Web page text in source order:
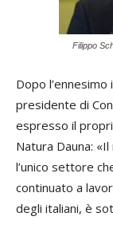
Filippo
Dopo
presidente di
espresso il
Natura Dauna:
l’unico settore
continuato a
degli italiani, è